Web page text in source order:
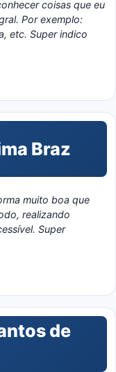
coisas que eu
Por exemplo:
etc. Super indico
muito boa que
realizando
Super